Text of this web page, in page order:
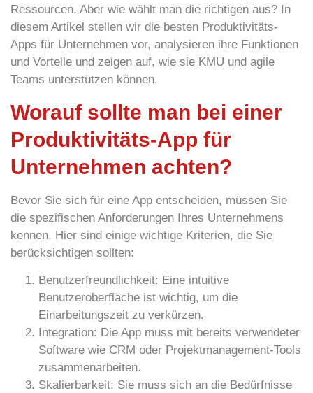
Ressourcen. Aber wie wählt man die richtigen aus? In
diesem Artikel stellen wir die besten Produktivitäts-
Apps für Unternehmen vor, analysieren ihre Funktionen
und Vorteile und zeigen auf, wie sie KMU und agile
Teams unterstützen können.
Worauf sollte man bei einer
Produktivitäts-App für
Unternehmen achten?
Bevor Sie sich für eine App entscheiden, müssen Sie
die spezifischen Anforderungen Ihres Unternehmens
kennen. Hier sind einige wichtige Kriterien, die Sie
berücksichtigen sollten:
Benutzerfreundlichkeit: Eine intuitive
Benutzeroberfläche ist wichtig, um die
Einarbeitungszeit zu verkürzen.
Integration: Die App muss mit bereits verwendeter
Software wie CRM oder Projektmanagement-Tools
zusammenarbeiten.
Skalierbarkeit: Sie muss sich an die Bedürfnisse